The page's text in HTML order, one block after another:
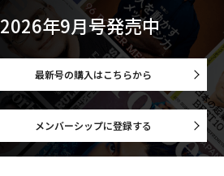
2026年9月号発売中
最新号の購入はこちらから
メンバーシップに登録する